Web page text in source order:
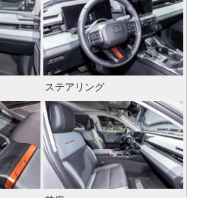
ステアリング